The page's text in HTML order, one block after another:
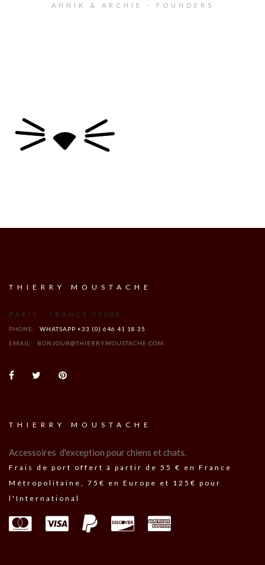
ANNIK & ARCHIE - FOUNDERS
THIERRY MOUSTACHE
PARIS - FRANCE 75008
PHONE:
WHATSAPP +33 (0) 646 41 18 35
EMAIL:
BONJOUR@THIERRYMOUSTACHE.COM
THIERRY MOUSTACHE
Accessoires d'exception pour chiens et chats.
Frais de port offert à partir de 55 € en France
Métropolitaine, 75€ en Europe et 125€ pour
l'International